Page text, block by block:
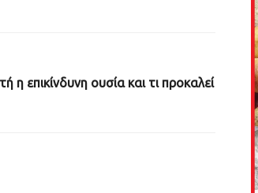
η επικίνδυνη ουσία και τι προκαλεί